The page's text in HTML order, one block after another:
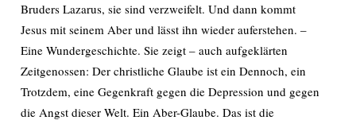
Bruders Lazarus, sie sind verzweifelt. Und dann kommt
Jesus mit seinem Aber und lässt ihn wieder auferstehen. –
Eine Wundergeschichte. Sie zeigt – auch aufgeklärten
Zeitgenossen: Der christliche Glaube ist ein Dennoch, ein
Trotzdem, eine Gegenkraft gegen die Depression und gegen
die Angst dieser Welt. Ein Aber-Glaube. Das ist die